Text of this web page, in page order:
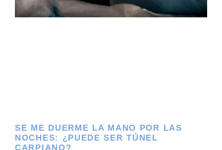
SE ME DUERME LA MANO POR LAS
NOCHES: ¿PUEDE SER TÚNEL
CARPIANO?